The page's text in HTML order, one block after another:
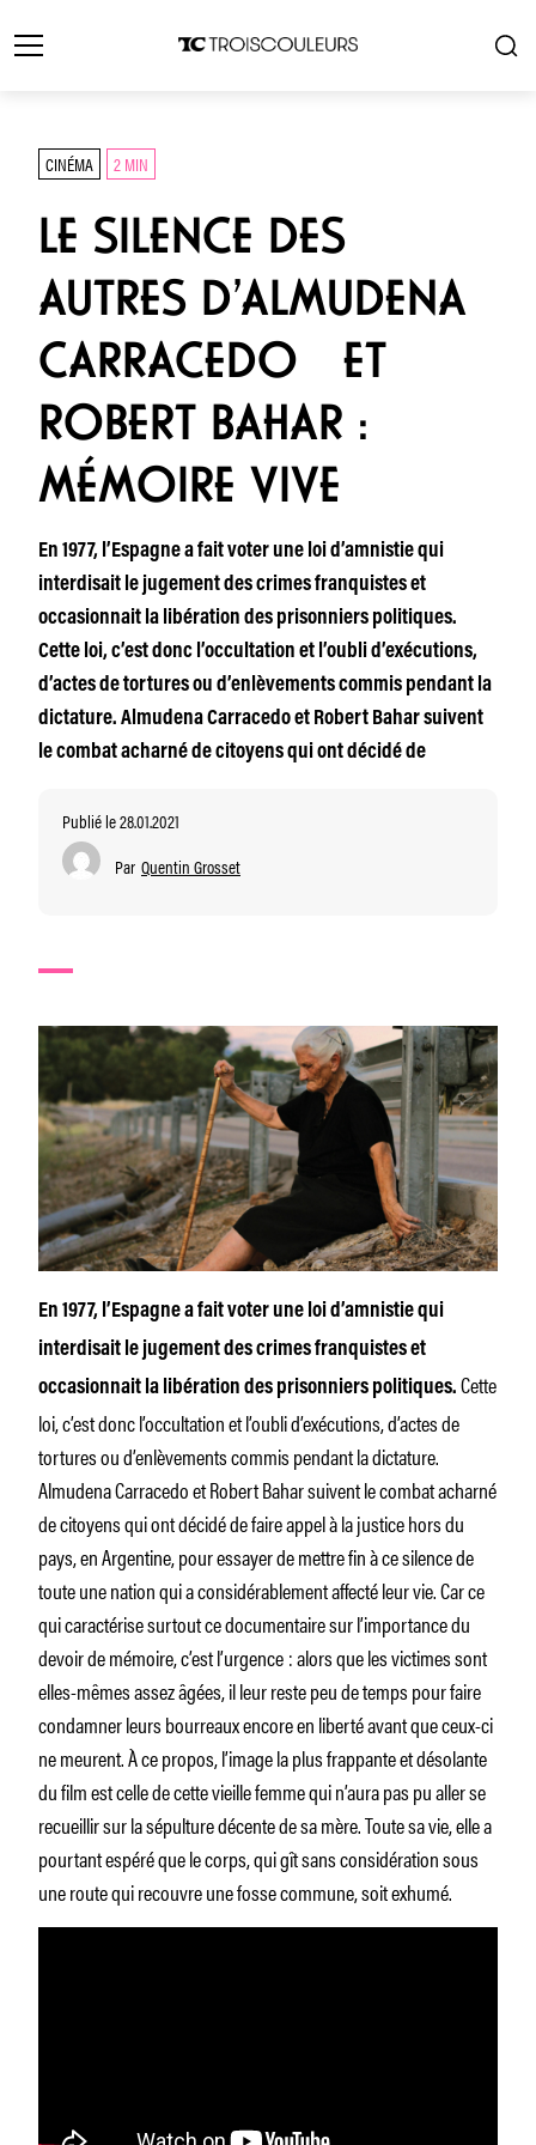
CINÉMA 2 MIN
LE SILENCE DES
AUTRES D’ALMUDENA
CARRACEDO ET
ROBERT BAHAR :
MÉMOIRE VIVE
En 1977, l’Espagne a fait voter une loi d’amnistie qui
interdisait le jugement des crimes franquistes et
occasionnait la libération des prisonniers politiques.
Cette loi, c’est donc l’occultation et l’oubli d’exécutions,
d’actes de tortures ou d’enlèvements commis pendant la
dictature. Almudena Carracedo et Robert Bahar suivent
le combat acharné de citoyens qui ont décidé de
Publié le 28.01.2021
Par Quentin Grosset
En 1977, l’Espagne a fait voter une loi d’amnistie qui
interdisait le jugement des crimes franquistes et
occasionnait la libération des prisonniers politiques. Cette
loi, c’est donc l’occultation et l’oubli d’exécutions, d’actes de
tortures ou d’enlèvements commis pendant la dictature.
Almudena Carracedo et Robert Bahar suivent le combat acharné
de citoyens qui ont décidé de faire appel à la justice hors du
pays, en Argentine, pour essayer de mettre fin à ce silence de
toute une nation qui a considérablement affecté leur vie. Car ce
qui caractérise surtout ce documentaire sur l’importance du
devoir de mémoire, c’est l’urgence : alors que les victimes sont
elles-mêmes assez âgées, il leur reste peu de temps pour faire
condamner leurs bourreaux encore en liberté avant que ceux-ci
ne meurent. À ce propos, l’image la plus frappante et désolante
du film est celle de cette vieille femme qui n’aura pas pu aller se
recueillir sur la sépulture décente de sa mère. Toute sa vie, elle a
pourtant espéré que le corps, qui gît sans considération sous
une route qui recouvre une fosse commune, soit exhumé.